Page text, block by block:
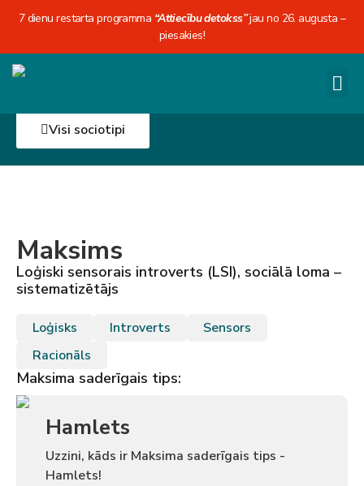
7 dienu restarta programma “Attiecību detokss”jau no 26. augusta –
piesakies!
Visi sociotipi
Maksims
Loģiski sensorais introverts (LSI), sociālā loma –
sistematizētājs
Loģisks Introverts
Sensors
Racionāls
Maksima saderīgais tips:
Hamlets
Uzzini, kāds ir Maksima saderīgais tips -
Hamlets!